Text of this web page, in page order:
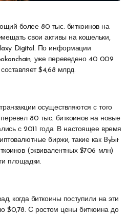
свои активы на кошельки,
Digital. По информации
уже переведено 40 009
$4,68 млрд.
осуществляются с того
80 тыс. биткоинов на новые
с 2011 года. В настоящее время
биржи, такие как Bybit
(эквивалентных $706 млн)
площадки.
когда биткоины поступили на эти
$0,78. С ростом цены биткоина до